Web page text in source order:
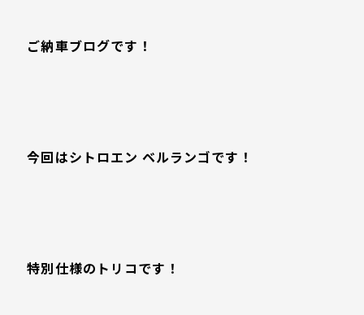
ご納車ブログです！
今回はシトロエン ベルランゴです！
特別仕様のトリコです！